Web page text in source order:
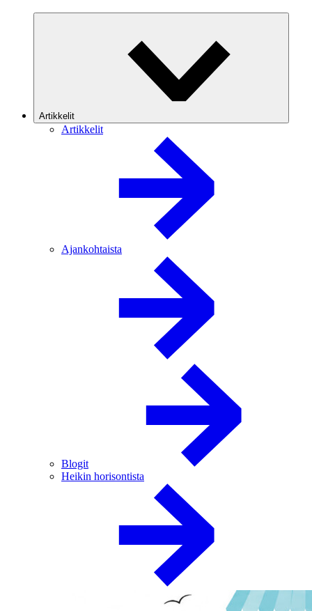
Artikkelit
Artikkelit
Ajankohtaista
Blogit
Heikin horisontista